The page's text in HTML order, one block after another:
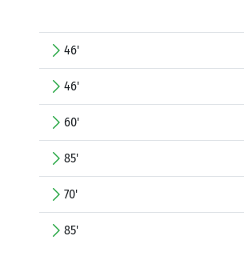
46'
46'
60'
85'
70'
85'